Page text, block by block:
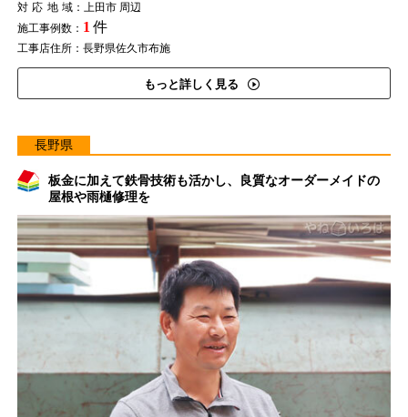
対応地域：上田市 周辺
施工事例数： 1 件
工事店住所：長野県佐久市布施
もっと詳しく見る
長野県
板金に加えて鉄骨技術も活かし、良質なオーダーメイドの
屋根や雨樋修理を